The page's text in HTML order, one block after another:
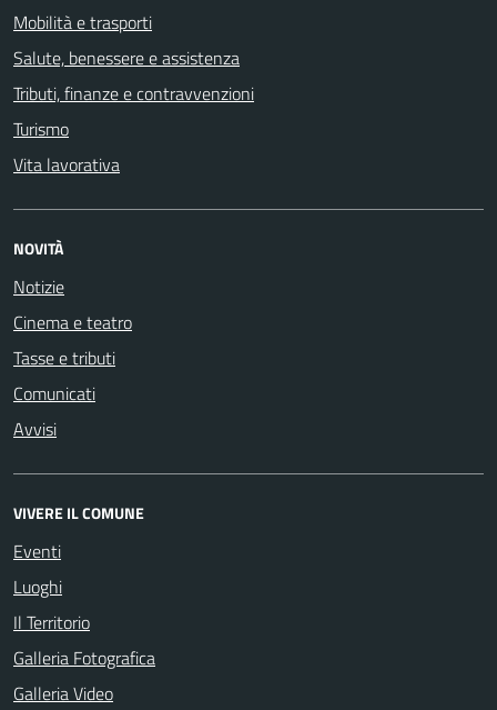
Mobilità e trasporti
Salute, benessere e assistenza
Tributi, finanze e contravvenzioni
Turismo
Vita lavorativa
NOVITÀ
Notizie
Cinema e teatro
Tasse e tributi
Comunicati
Avvisi
VIVERE IL COMUNE
Eventi
Luoghi
Il Territorio
Galleria Fotografica
Galleria Video